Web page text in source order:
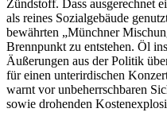
Zündstoff. Dass ausgerechnet
als reines Sozialgebäude
bewährten „Münchner
Brennpunkt zu entstehen. Öl
Äußerungen aus der Politik
für einen unterirdischen
warnt vor unbeherrschbaren
sowie drohenden